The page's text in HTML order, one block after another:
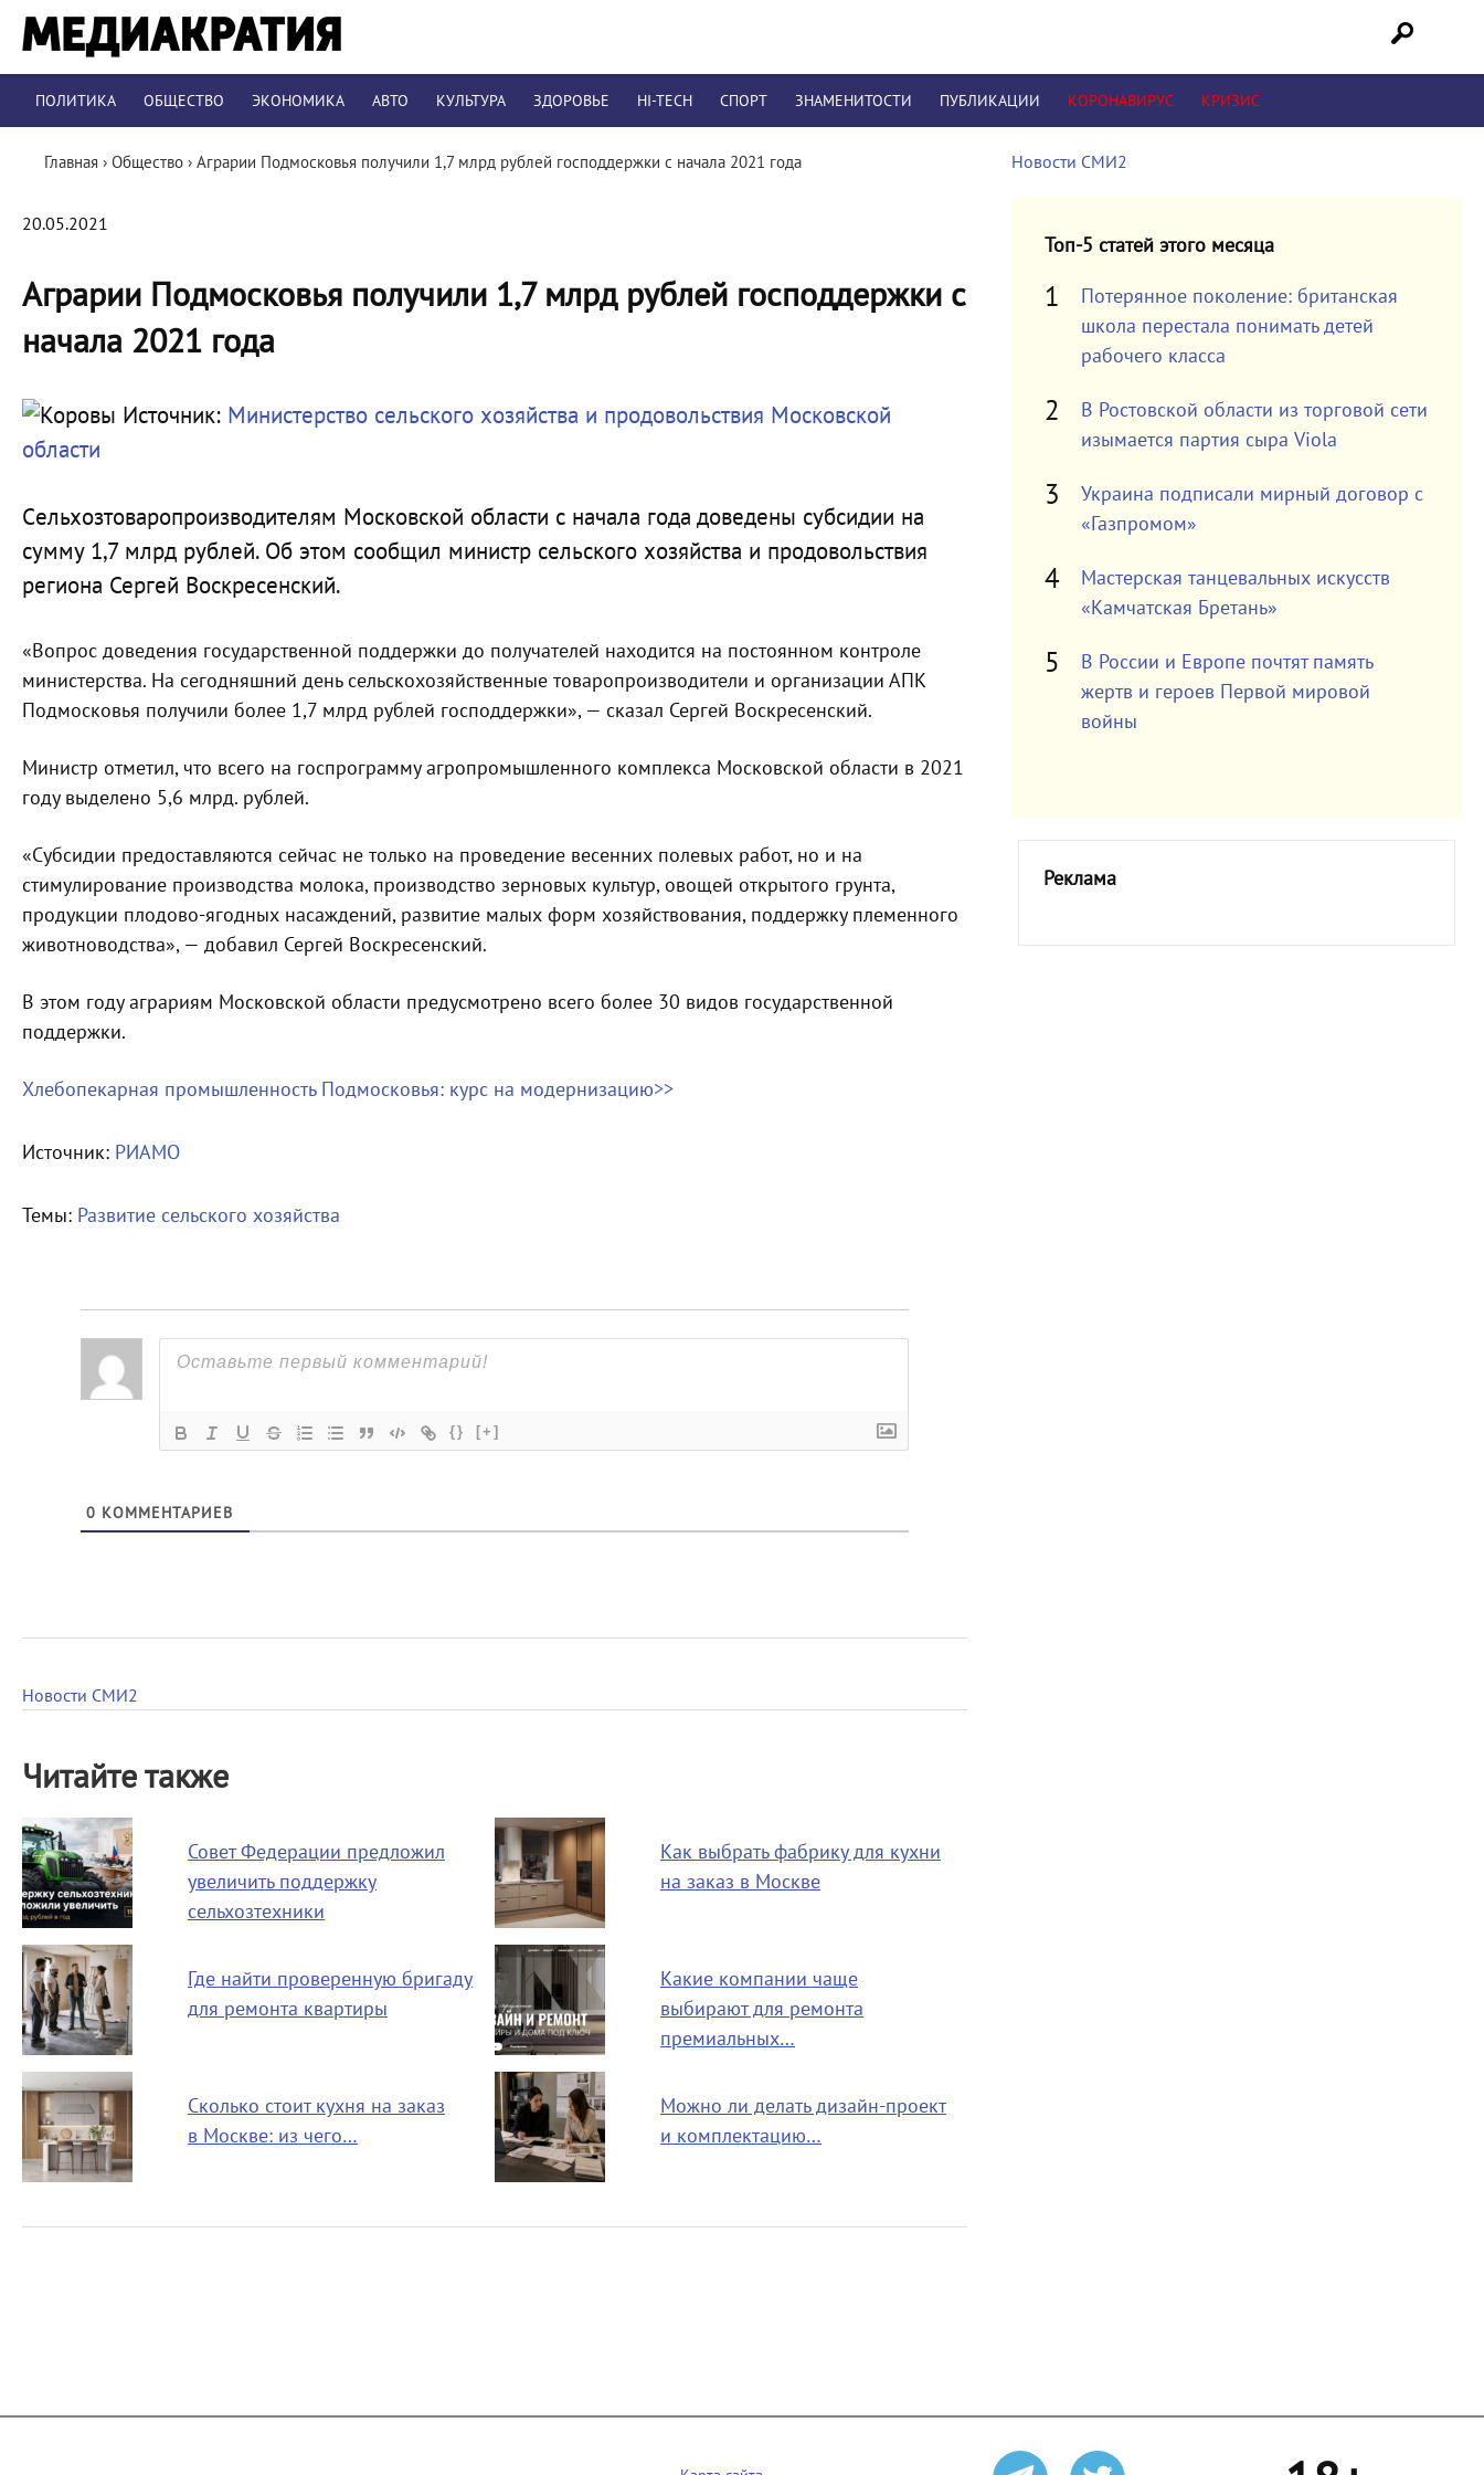
ПОЛИТИКА ОБЩЕСТВО ЭКОНОМИКА АВТО КУЛЬТУРА ЗДОРОВЬЕ HI-TECH СПОРТ ЗНАМЕНИТОСТИ ПУБЛИКАЦИИ КОРОНАВИРУС КРИЗИС
Главная › Общество › Аграрии Подмосковья получили 1,7 млрд рублей господдержки с начала 2021 года
20.05.2021
Аграрии Подмосковья получили 1,7 млрд рублей господдержки с
начала 2021 года
Источник: Министерство сельского хозяйства и продовольствия Московской
области
Cельхозтоваропроизводителям Московской области с начала года доведены субсидии на
сумму 1,7 млрд рублей. Об этом сообщил министр сельского хозяйства и продовольствия
региона Сергей Воскресенский.
«Вопрос доведения государственной поддержки до получателей находится на постоянном контроле
министерства. На сегодняшний день сельскохозяйственные товаропроизводители и организации АПК
Подмосковья получили более 1,7 млрд рублей господдержки», — сказал Сергей Воскресенский.
Министр отметил, что всего на госпрограмму агропромышленного комплекса Московской области в 2021
году выделено 5,6 млрд. рублей.
«Субсидии предоставляются сейчас не только на проведение весенних полевых работ, но и на
стимулирование производства молока, производство зерновых культур, овощей открытого грунта,
продукции плодово-ягодных насаждений, развитие малых форм хозяйствования, поддержку племенного
животноводства», — добавил Сергей Воскресенский.
В этом году аграриям Московской области предусмотрено всего более 30 видов государственной
поддержки.
Хлебопекарная промышленность Подмосковья: курс на модернизацию>>
Источник: РИАМО
Темы: Развитие сельского хозяйства
{} [+]
0 КОММЕНТАРИЕВ
Новости СМИ2
Читайте также
Совет Федерации предложил
увеличить поддержку
сельхозтехники
Как выбрать фабрику для кухни
на заказ в Москве
Где найти проверенную бригаду
для ремонта квартиры
Какие компании чаще
выбирают для ремонта
премиальных…
Сколько стоит кухня на заказ
в Москве: из чего…
Можно ли делать дизайн-проект
и комплектацию…
Новости СМИ2
Топ-5 статей этого месяца
Потерянное поколение: британская
школа перестала понимать детей
рабочего класса
В Ростовской области из торговой сети
изымается партия сыра Viola
Украина подписали мирный договор с
«Газпромом»
Мастерская танцевальных искусств
«Камчатская Бретань»
В России и Европе почтят память
жертв и героев Первой мировой
войны
Реклама